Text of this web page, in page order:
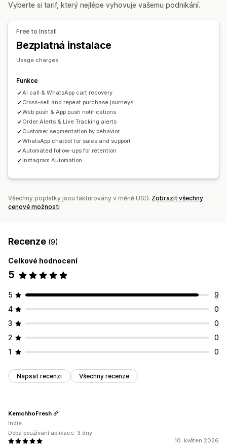
Časově omezené nabídky Sledování konverzí
Možnosti zobrazení
Vlastní slevové kódy
Přizpůsobitelné widgety Více jazyků
Pravidla cílení
Sledování chování
Analytika agentů Užitečné informace o zákaznících
Obnovení košíku
Nejčastější dotazy
Rychlé odpovědi
Upozornění pro dopravu
Cross-selling Upselling Průzkumy
Přizpůsobení
Okno chatu Otevírací doba Uvítací zprávy
Označování štítky
Přiřazení chatu
Vyberte si tarif, který nejlépe vyhovuje vašemu podnikání.
Free to Install
Bezplatná instalace
Usage charges
Funkce
AI call & WhatsApp cart recovery
Cross-sell and repeat purchase journeys
Web push & App push notifications
Order Alerts & Live Tracking alerts
Customer segmentation by behavior
WhatsApp chatbot for sales and support
Automated follow-ups for retention
Instagram Automation
Všechny poplatky jsou fakturovány v měně USD. Zobrazit všechny
cenové možnosti
Recenze (9)
Celkové hodnocení
5
5
9
4
0
3
0
2
0
1
0
Napsat recenzi Všechny recenze
10. květen 2026
KemchhoFresh
Indie
Doba používání aplikace: 3 dny